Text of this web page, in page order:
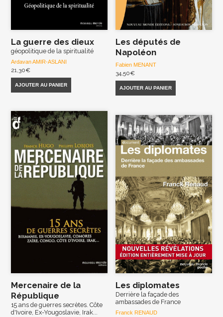
La guerre des dieux
géopolitique de la spiritualité
Ardavan AMIR-ASLANI
21,30€
AJOUTER AU PANIER
Les députés de
Napoléon
Fabien MENANT
34,50€
AJOUTER AU PANIER
Mercenaire de la
République
15 ans de guerres secrètes. Côte
d'Ivoire, Ex-Yougoslavie, Irak...
Les diplomates
Derrière la façade des
ambassades de France
Franck RENAUD